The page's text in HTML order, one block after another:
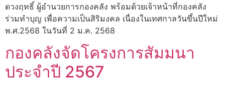
ดวงฤทธิ์ ผู้อำนวยการกองคลัง พร้อมด้วยเจ้าหน้าที่กองคลัง
ร่วมทำบุญ เพื่อความเป็นสิริมงคล เนื่องในเทศกาลวันขึ้นปีใหม่
พ.ศ.2568 ในวันที่ 2 ม.ค. 2568
กองคลังจัดโครงการสัมมนา
ประจำปี 2567